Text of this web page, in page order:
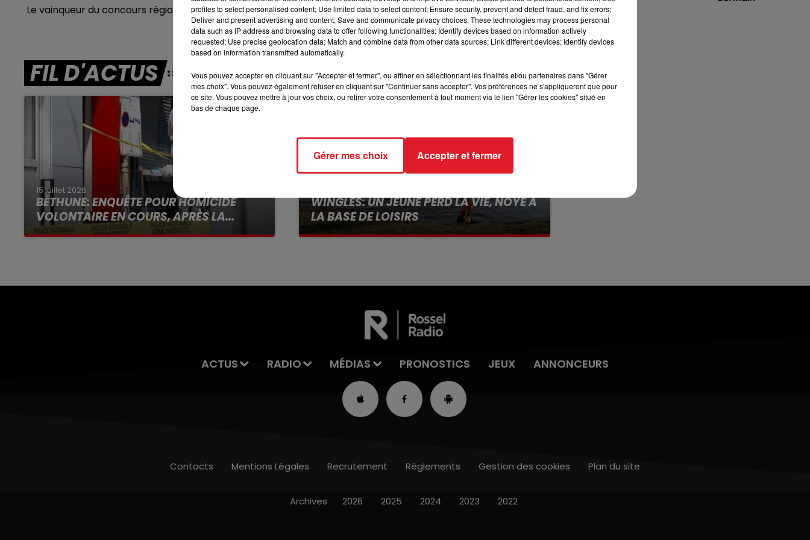
10h00 - 12h00
RDL WEEKEND
7h00 - 10h00
RDL WEEK-END
Le vainqueur du concours régional sera ensuite sélectionné pour participer à la finale nationale du concours.
FIL D'ACTUS
15 juillet 2026
BÉTHUNE: ENQUÊTE POUR HOMICIDE
VOLONTAIRE EN COURS, APRÈS LA...
Selon les premiers éléments, le logement
WINGLES: UN JEUNE PERD LA VIE, NOYÉ À
LA BASE DE LOISIRS
La victime a coulé à pic
ACTUS RADIO MÉDIAS PRONOSTICS JEUX ANNONCEURS
Contacts Mentions Légales Recrutement Règlements Gestion des cookies Plan du site
Archives 2026 2025 2024 2023 2022
profiles to select personalised content; Use limited data to select content; Ensure security, prevent and detect fraud, and fix errors;
Deliver and present advertising and content; Save and communicate privacy choices. These technologies may process personal
data such as IP address and browsing data to offer following functionalities: Identify devices based on information actively
requested; Use precise geolocation data; Match and combine data from other data sources; Link different devices; Identify devices
based on information transmitted automatically.
Vous pouvez accepter en cliquant sur "Accepter et fermer", ou affiner en sélectionnant les finalités et/ou partenaires dans "Gérer
mes choix". Vous pouvez également refuser en cliquant sur "Continuer sans accepter". Vos préférences ne s'appliqueront que pour
ce site. Vous pouvez mettre à jour vos choix, ou retirer votre consentement à tout moment via le lien "Gérer les cookies" situé en
bas de chaque page.
Gérer mes choix Accepter et fermer